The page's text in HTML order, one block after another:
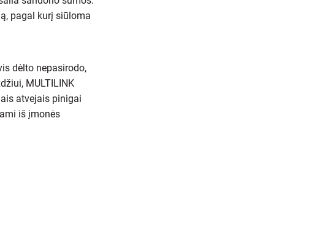
pagal kurį siūloma
dėlto nepasirodo,
MULTILINK
atvejais pinigai
iš įmonės